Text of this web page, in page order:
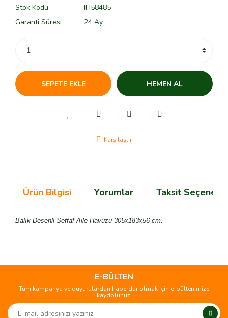
Stok Kodu
IH58485
Garanti Süresi
24 Ay
SEPETE EKLE HEMEN AL
Karşılaştır
Ürün Bilgisi Yorumlar Taksit
Balık Desenli Şeffaf Aile Havuzu 305x183x56 cm.
Yorum Yaz
kullanarak tarafımıza iletebilirsiniz.
Görüş ve önerileriniz için teşekkür ederiz.
Ürün açıklamasında eksik bilgiler bulunuyor.
E-BÜLTEN
Tüm kampanya ve duyurulardan haberdar olmak için e-bültenimize
kaydolunuz.